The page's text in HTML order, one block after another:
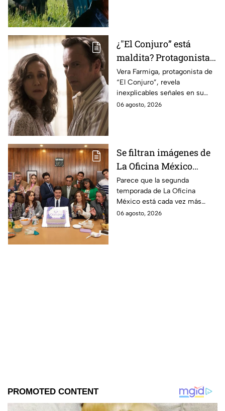
¿"El Conjuro” está
maldita? Protagonista
revela INQUIETANTES
señales en su cuerpo
durante la grabación de
la película
Vera Farmiga, protagonista de
“El Conjuro”, revela
inexplicables señales en su
cuerpo durante el rodaje de la
06 agosto, 2026
Se filtran imágenes de
La Oficina México
temporada 2 y un
detalle desata teorías
entre los fans
Parece que la segunda
temporada de La Oficina
México está cada vez más
cerca, pues el elenco ya se
06 agosto, 2026